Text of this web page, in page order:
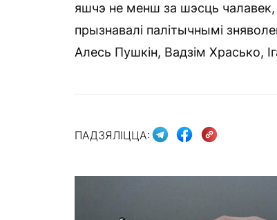
яшчэ не менш за шэсць чалавек,
прызнавалі палітычнымі
Алесь Пушкін, Вадзім Храсько,
ПАДЗЯЛІЦЦА: